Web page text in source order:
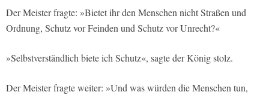
Der Meister fragte: »Bietet ihr den Menschen nicht Straßen und
Ordnung, Schutz vor Feinden und Schutz vor Unrecht?«
»Selbstverständlich biete ich Schutz«, sagte der König stolz.
Der Meister fragte weiter: »Und was würden die Menschen tun,